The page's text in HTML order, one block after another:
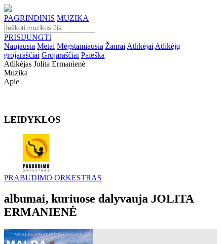
PAGRINDINIS MUZIKA
PRISIJUNGTI
Naujausia Metai Mėgstamiausia Žanrai Atlikėjai Atlikėjų
grojaraščiai Grojaraščiai Paieška
Atlikėjas Jolita Ermanienė
Muzika
Apie
LEIDYKLOS
PRABUDIMO ORKESTRAS
albumai, kuriuose dalyvauja JOLITA
ERMANIENĖ